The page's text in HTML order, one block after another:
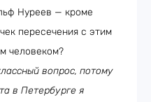
Нуреев — кроме
пересечения с этим
человеком?
вопрос, потому
в Петербурге я